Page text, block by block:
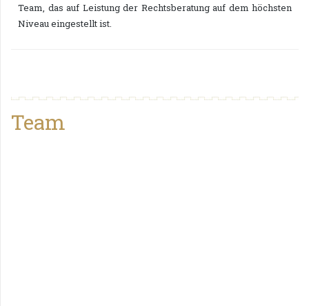
Team, das auf Leistung der Rechtsberatung auf dem höchsten
Niveau eingestellt ist.
Team